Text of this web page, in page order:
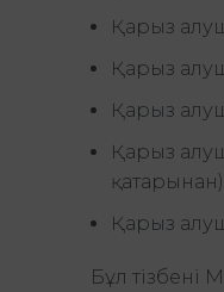
Қарыз
Қарыз
Қарыз
Қарыз
Қарыз
Бұл